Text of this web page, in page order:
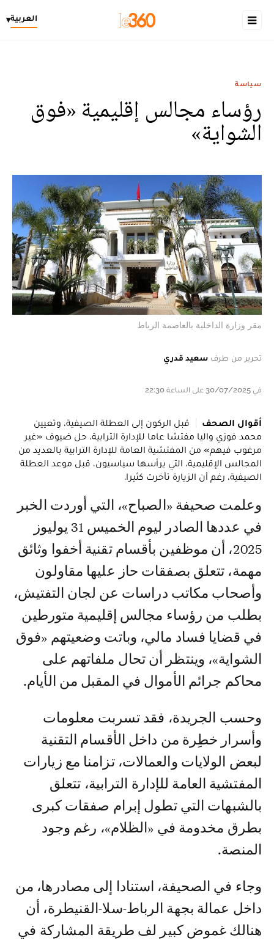
العربية▾
سياسة
رؤساء مجالس إقليمية «فوق
الشواية»
مقر وزارة الداخلية بالعاصمة الرباط
تحرير من طرف سعيد قدري
في 30/07/2025 على الساعة 22:30
أقوال الصحف
قبل الركون إلى العطلة الصيفية، وتعيين
محمد فوزي واليا مفتشا عاما للإدارة الترابية، حل ضيوف «غير
مرغوب فيهم» من المفتشية العامة للإدارة الترابية بالعديد من
المجالس الإقليمية، التي يرأسها سياسيون، قبل موعد العطلة
الصيفية، رغم أن الزيارة تأخرت كثيرا.
وعلمت صحيفة «الصباح»، التي أوردت الخبر
في عددها الصادر ليوم الخميس 31 يوليوز
2025، أن موظفين بأقسام تقنية أخفوا وثائق
مهمة، تتعلق بصفقات حاز عليها مقاولون
وأصحاب مكاتب دراسات عن لجان التفتيش،
بطلب من رؤساء مجالس إقليمية متورطين
في قضايا فساد مالي، وباتت وضعيتهم «فوق
الشواية»، وينتظر أن تحال ملفاتهم على
محاكم جرائم الأموال في المقبل من الأيام.
وحسب الجريدة، فقد تسربت معلومات
وأسرار خطِرة من داخل الأقسام التقنية
لبعض الولايات والعمالات، تزامنا مع زيارات
المفتشية العامة للإدارة الترابية، تتعلق
بالشبهات التي تطول إبرام صفقات كبرى
بطرق مخدومة في «الظلام»، رغم وجود
المنصة.
وجاء في الصحيفة، استنادا إلى مصادرها، من
داخل عمالة بجهة الرباط-سلا-القنيطرة، أن
هنالك غموض كبير لف طريقة المشاركة في